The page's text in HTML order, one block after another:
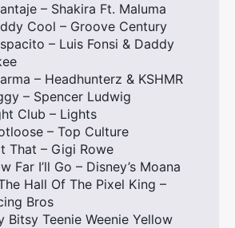
– Shakira Ft. Maluma
Cool – Groove Century
– Luis Fonsi & Daddy
– Headhunterz & KSHMR
– Spencer Ludwig
Club – Lights
– Top Culture
That – Gigi Rowe
Far I’ll Go – Disney’s Moana
Hall Of The Pixel King –
Bros
Bitsy Teenie Weenie Yellow